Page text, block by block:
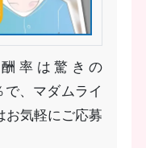
率は驚きの
で、マダムライ
お気軽にご応募